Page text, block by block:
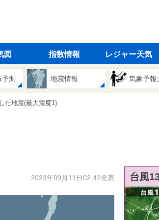
図 指数情報 レジャー天気
測 地震情報 気象予報
た地震(最大震度1)
2023年09月11日02:42発表 台風